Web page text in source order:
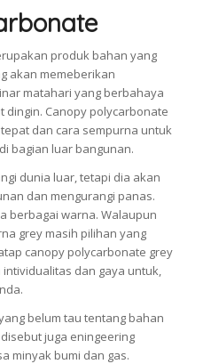
produk bahan yang
akan memeberikan
matahari yang berbahaya
dingin. Canopy polycarbonate
dan cara sempurna untuk
bagian luar bangunan.
dunia luar, tetapi dia akan
dan mengurangi panas.
berbagai warna. Walaupun
grey masih pilihan yang
canopy polycarbonate grey
dan gaya untuk,
belum tau tentang bahan
juga eningeering
minyak bumi dan gas.